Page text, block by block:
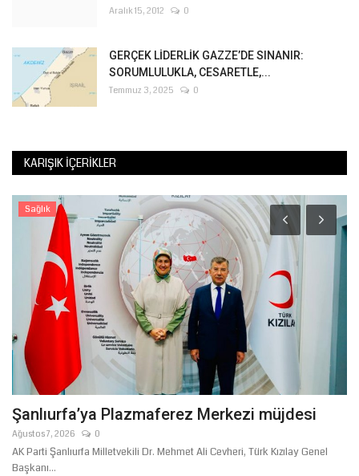
Aralık 15, 2012 0
GERÇEK LİDERLİK GAZZE’DE SINANIR:
SORUMLULUKLA, CESARETLE,...
Temmuz 3, 2025 0
KARIŞIK İÇERIKLER
Sağlık
Şanlıurfa’ya Plazmaferez Merkezi müjdesi
Ağustos 7, 2026 0
AK Parti Şanlıurfa Milletvekili Dr. Mehmet Ali Cevheri, Türk Kızılay Genel
Başkanı...